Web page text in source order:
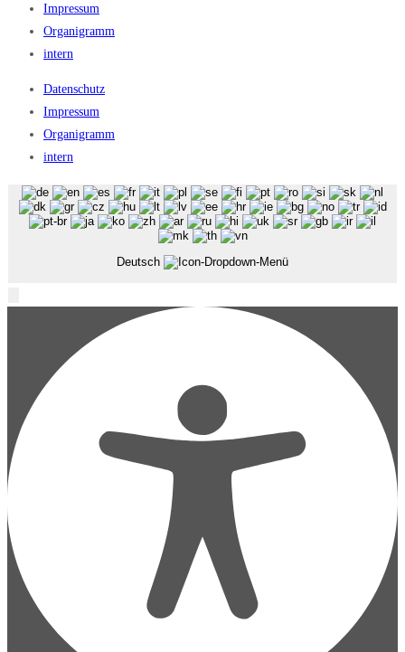
Impressum
Organigramm
intern
Datenschutz
Impressum
Organigramm
intern
Deutsch